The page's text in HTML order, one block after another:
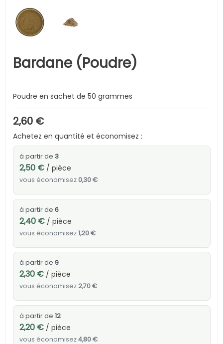
Bardane (Poudre)
Poudre en sachet de 50 grammes
2,60 €
Achetez en quantité et économisez :
à partir de 3
2,50 €/ pièce
vous économisez 0,30 €
à partir de 6
2,40 €/ pièce
vous économisez1,20 €
à partir de 9
2,30 €/ pièce
vous économisez2,70 €
à partir de 12
2,20 €/ pièce
vous économisez4,80 €